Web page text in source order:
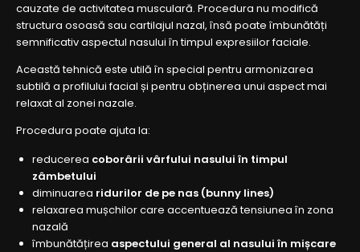
cauzate de activitatea musculară. Procedura nu modifică
structura osoasă sau cartilajul nazal, însă poate îmbunătăți
semnificativ aspectul nasului în timpul expresiilor faciale.
Această tehnică este utilă în special pentru armonizarea
subtilă a profilului facial și pentru obținerea unui aspect mai
relaxat al zonei nazale.
Procedura poate ajuta la:
reducerea coborârii vârfului nasului în timpul
zâmbetului
diminuarea ridurilor de pe nas (bunny lines)
relaxarea mușchilor care accentuează tensiunea în zona
nazală
îmbunătățirea aspectului general al nasului în mișcare